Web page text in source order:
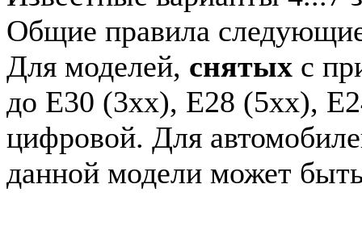
Общие правила
Для моделей, снятых с
до E30 (3xx), E28 (5xx),
цифровой. Для
данной модели может